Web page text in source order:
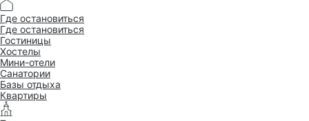
Где остановиться
Где остановиться
Гостиницы
Хостелы
Мини-отели
Санатории
Базы отдыха
Квартиры